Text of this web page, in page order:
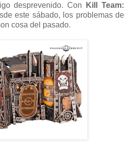
desprevenido. Con
Kill Team:
este sábado, los problemas de
cosa del pasado.